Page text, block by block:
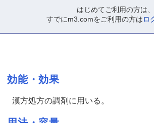
はじめてご利用の方は、
すでにm3.comをご利用の方はロ
効能・効果
漢方処方の調剤に用いる。